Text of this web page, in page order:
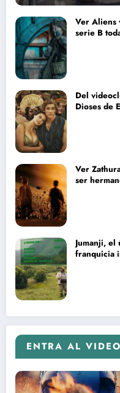
Ver Aliens
serie B
Del
Dioses de
Ver
ser
Jumanji,
franquicia
ENTRA AL